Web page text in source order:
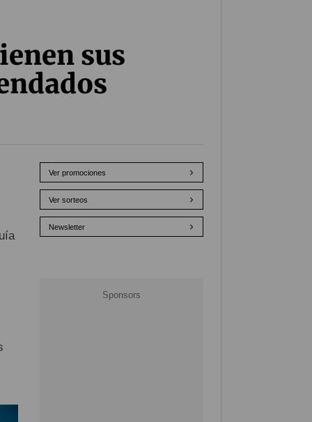
sus
Ver promociones
Ver sorteos
Newsletter